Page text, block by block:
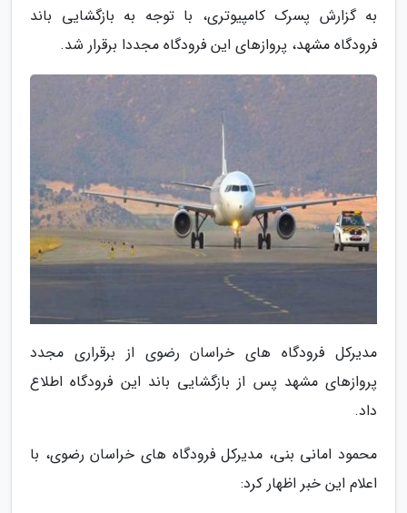
به گزارش پسرک کامپیوتری، با توجه به بازگشایی باند
فرودگاه مشهد، پروازهای این فرودگاه مجددا برقرار شد.
مدیرکل فرودگاه های خراسان رضوی از برقراری مجدد
پروازهای مشهد پس از بازگشایی باند این فرودگاه اطلاع
داد.
محمود امانی بنی، مدیرکل فرودگاه های خراسان رضوی، با
اعلام این خبر اظهار کرد: